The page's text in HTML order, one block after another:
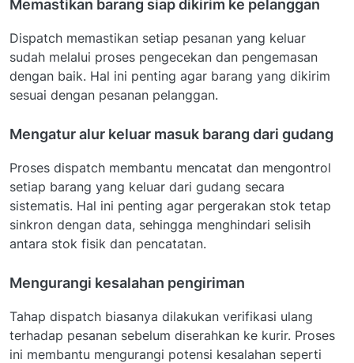
Memastikan barang siap dikirim ke pelanggan
Dispatch memastikan setiap pesanan yang keluar
sudah melalui proses pengecekan dan pengemasan
dengan baik. Hal ini penting agar barang yang dikirim
sesuai dengan pesanan pelanggan.
Mengatur alur keluar masuk barang dari gudang
Proses dispatch membantu mencatat dan mengontrol
setiap barang yang keluar dari gudang secara
sistematis. Hal ini penting agar pergerakan stok tetap
sinkron dengan data, sehingga menghindari selisih
antara stok fisik dan pencatatan.
Mengurangi kesalahan pengiriman
Tahap dispatch biasanya dilakukan verifikasi ulang
terhadap pesanan sebelum diserahkan ke kurir. Proses
ini membantu mengurangi potensi kesalahan seperti